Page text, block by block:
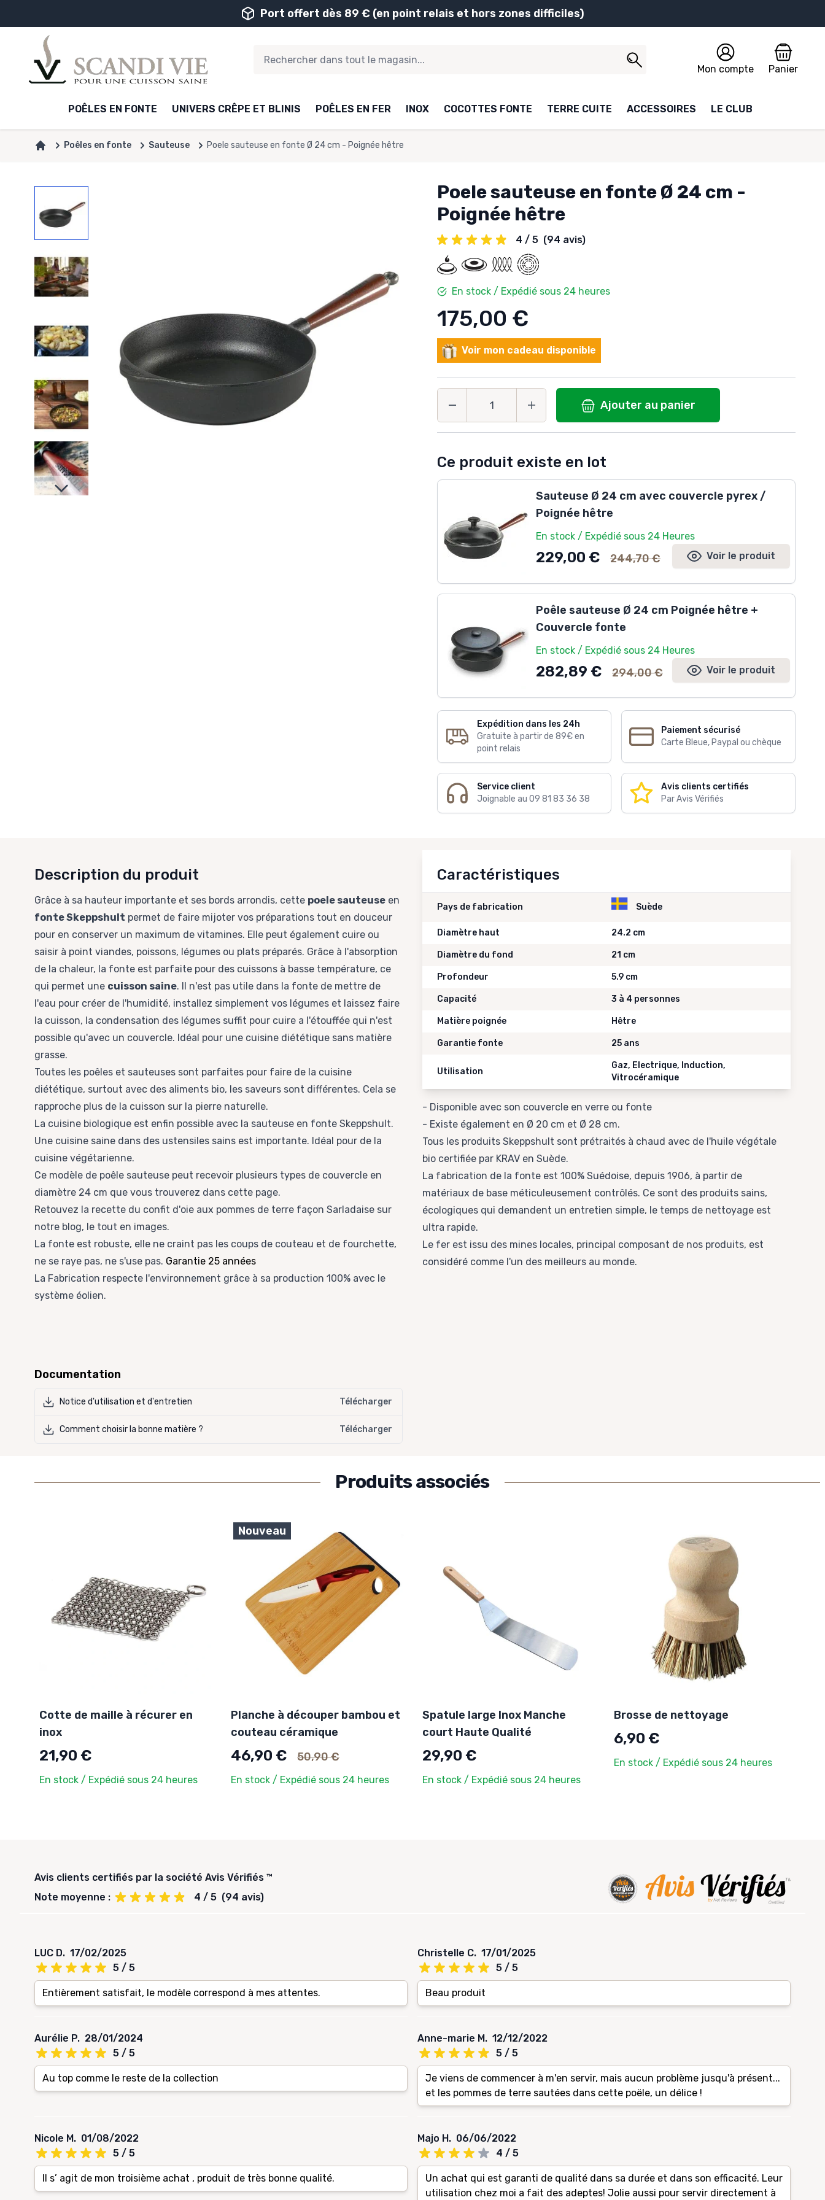
Port offert dès 89 € (en point relais et hors zones difficiles)
Mon compte Panier
POÊLES EN FONTE UNIVERS CRÊPE ET BLINIS POÊLES EN FER INOX COCOTTES FONTE TERRE CUITE ACCESSOIRES LE CLUB
Poêles en fonte Sauteuse Poele sauteuse en fonte Ø 24 cm - Poignée hêtre
Slides suivantes
Poele sauteuse en fonte Ø 24 cm -
Poignée hêtre
4 / 5 (94 avis)
En stock / Expédié sous 24 heures
175,00 €
Voir mon cadeau disponible
Ajouter au panier
Ce produit existe en lot
Sauteuse Ø 24 cm avec couvercle pyrex /
Poignée hêtre
En stock / Expédié sous 24 Heures
229,00 € Ancien prix
244,70 € Voir le produit
Poêle sauteuse Ø 24 cm Poignée hêtre +
Couvercle fonte
En stock / Expédié sous 24 Heures
282,89 € Ancien prix
294,00 € Voir le produit
Expédition dans les 24h
Gratuite à partir de 89€ en
point relais
Paiement sécurisé
Carte Bleue, Paypal ou chèque
Service client
Joignable au 09 81 83 36 38
Avis clients certifiés
Par Avis Vérifiés
Description du produit
Grâce à sa hauteur importante et ses bords arrondis, cette poele sauteuse en
fonte Skeppshult permet de faire mijoter vos préparations tout en douceur
pour en conserver un maximum de vitamines. Elle peut également cuire ou
saisir à point viandes, poissons, légumes ou plats préparés. Grâce à l'absorption
de la chaleur, la fonte est parfaite pour des cuissons à basse température, ce
qui permet une cuisson saine. Il n'est pas utile dans la fonte de mettre de
l'eau pour créer de l'humidité, installez simplement vos légumes et laissez faire
la cuisson, la condensation des légumes suffit pour cuire a l'étouffée qui n'est
possible qu'avec un couvercle. Idéal pour une cuisine diététique sans matière
grasse.
Toutes les poêles et sauteuses sont parfaites pour faire de la cuisine
diététique, surtout avec des aliments bio, les saveurs sont différentes. Cela se
rapproche plus de la cuisson sur la pierre naturelle.
La cuisine biologique est enfin possible avec la sauteuse en fonte Skeppshult.
Une cuisine saine dans des ustensiles sains est importante. Idéal pour de la
cuisine végétarienne.
Ce modèle de poêle sauteuse peut recevoir plusieurs types de couvercle en
diamètre 24 cm que vous trouverez dans cette page.
Retouvez la recette du confit d'oie aux pommes de terre façon Sarladaise sur
notre blog, le tout en images.
La fonte est robuste, elle ne craint pas les coups de couteau et de fourchette,
ne se raye pas, ne s'use pas. Garantie 25 années
La Fabrication respecte l'environnement grâce à sa production 100% avec le
système éolien.
Documentation
Notice d'utilisation et d'entretien Télécharger
Comment choisir la bonne matière ? Télécharger
Caractéristiques
Pays de fabrication Suède
Diamètre haut 24.2 cm
Diamètre du fond 21 cm
Profondeur 5.9 cm
Capacité 3 à 4 personnes
Matière poignée Hêtre
Garantie fonte 25 ans
Utilisation
Gaz, Electrique, Induction,
Vitrocéramique
- Disponible avec son couvercle en verre ou fonte
- Existe également en Ø 20 cm et Ø 28 cm.
Tous les produits Skeppshult sont prétraités à chaud avec de l'huile végétale
bio certifiée par KRAV en Suède.
La fabrication de la fonte est 100% Suédoise, depuis 1906, à partir de
matériaux de base méticuleusement contrôlés. Ce sont des produits sains,
écologiques qui demandent un entretien simple, le temps de nettoyage est
ultra rapide.
Le fer est issu des mines locales, principal composant de nos produits, est
considéré comme l'un des meilleurs au monde.
Produits associés
Cotte de maille à récurer en
inox
21,90 €
En stock / Expédié sous 24 heures
Nouveau
Planche à découper bambou et
couteau céramique
46,90 € Ancien prix
50,90 €
En stock / Expédié sous 24 heures
Spatule large Inox Manche
court Haute Qualité
29,90 €
En stock / Expédié sous 24 heures
Brosse de nettoyage
6,90 €
En stock / Expédié sous 24 heures
Avis clients certifiés par la société Avis Vérifiés ™
Note moyenne :
4 / 5 (94 avis)
LUC D. 17/02/2025
5 / 5
Entièrement satisfait, le modèle correspond à mes attentes.
Christelle C. 17/01/2025
5 / 5
Beau produit
Aurélie P. 28/01/2024
5 / 5
Au top comme le reste de la collection
Anne-marie M. 12/12/2022
5 / 5
Je viens de commencer à m'en servir, mais aucun problème jusqu'à présent...
et les pommes de terre sautées dans cette poële, un délice !
Nicole M. 01/08/2022
5 / 5
Il s’ agit de mon troisième achat , produit de très bonne qualité.
Majo H. 06/06/2022
4 / 5
Un achat qui est garanti de qualité dans sa durée et dans son efficacité. Leur
utilisation chez moi a fait des adeptes! Jolie aussi pour servir directement à